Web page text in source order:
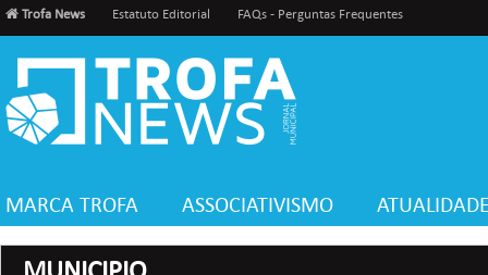
Trofa News Estatuto Editorial FAQs - Perguntas Frequentes
MARCA TROFA ASSOCIATIVISMO